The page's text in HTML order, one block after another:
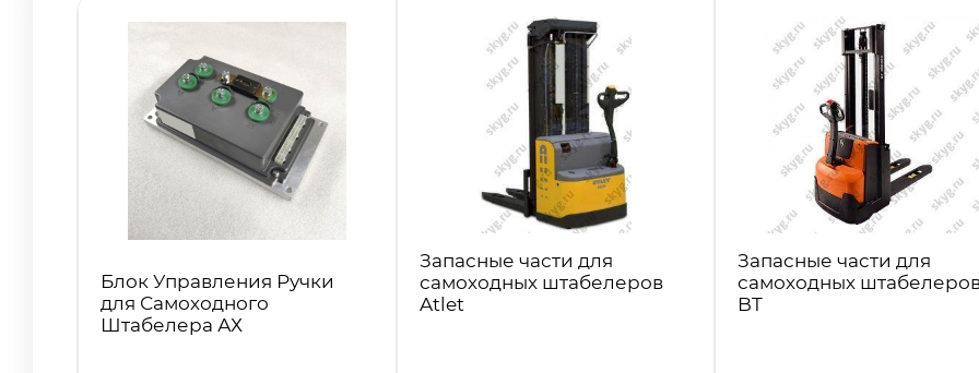
Блок Управления Ручки
для Самоходного
Штабелера АХ
Запасные части для
самоходных штабелеров
Atlet
Запасные части для
самоходных
BT